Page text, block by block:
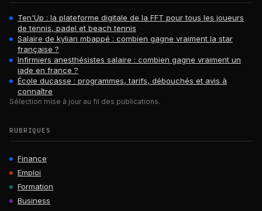
Ten'Up : la plateforme digitale de la FFT pour tous les joueurs
de tennis, padel et beach tennis
Salaire de kylian mbappé : combien gagne vraiment la star
française ?
Infirmiers anesthésistes salaire : combien gagne vraiment un
iade en france ?
École ducasse : programmes, tarifs, débouchés et avis à
connaître
Sélection mise à jour au fil des publications.
RUBRIQUES
Finance
Emploi
Formation
Business